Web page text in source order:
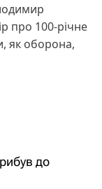
про 100-річне
як оборона,
до